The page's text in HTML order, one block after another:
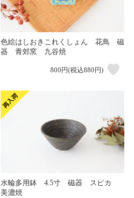
色絵はしおきこれくしょん 花鳥 磁
器 青郊窯 九谷焼
800円(税込880円)
水輪多用鉢 4.5寸 磁器 スピカ
美濃焼